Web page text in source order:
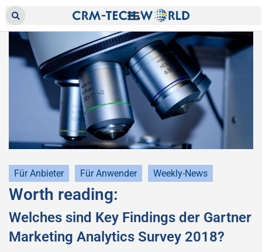
Für Anbieter Für Anwender Weekly-News
Worth reading:
Welches sind Key Findings der Gartner
Marketing Analytics Survey 2018?